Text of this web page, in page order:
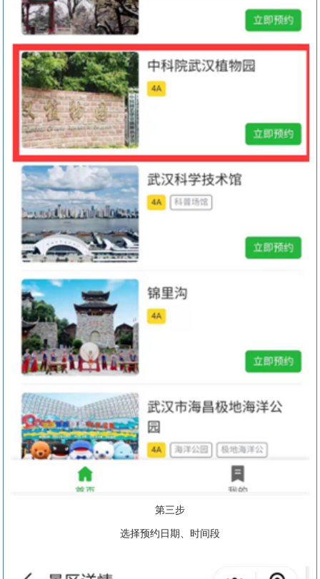
第三步
选择预约日期、时间段